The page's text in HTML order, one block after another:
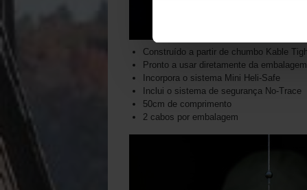
Construído a partir de chumbo Kable
Pronto a usar diretamente da embalagem
Incorpora o sistema Mini Heli-Safe
Inclui o sistema de segurança No-Trace
50cm de comprimento
2 cabos por embalagem